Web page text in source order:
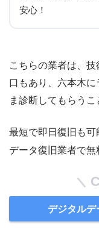
安心！
こちらの業者は、
口もあり、六本木
ま診断してもらうこ
最短で即日復旧も
データ復旧業者で無
デジタル